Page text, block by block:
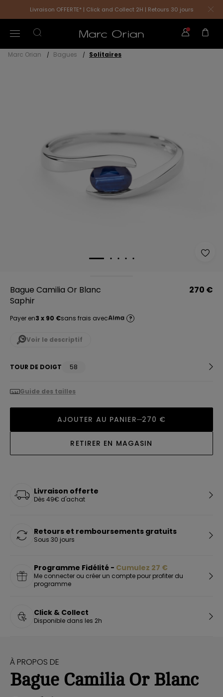
Livraison OFFERTE* | Click and Collect 2H | Retours 30 jours
Marc Orian Bagues Solitaires
Bague Camilia Or Blanc
Saphir
270 €
Payer en3 x 90 €sans frais avec ?
Voir le descriptif
TOUR DE DOIGT 58
Guide des tailles
AJOUTER AU PANIER 270 €
RETIRER EN MAGASIN
Livraison offerte
Dès 49€ d'achat
Retours et remboursements gratuits
Sous 30 jours
Programme Fidélité - Cumulez 27 €
Me connecter ou créer un compte pour profiter du
programme
Click & Collect
Disponible dans les 2h
À PROPOS DE
Bague Camilia Or Blanc